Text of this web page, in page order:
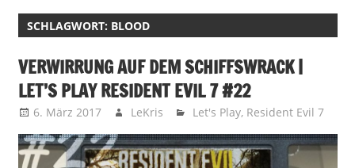
SCHLAGWORT: BLOOD
VERWIRRUNG AUF DEM SCHIFFSWRACK |
LET’S PLAY RESIDENT EVIL 7 #22
6. März 2017 LeKris Let's Play, Resident Evil 7